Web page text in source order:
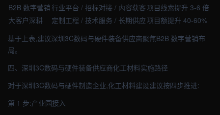
B2B 数字营销 行业平台 / 招标对接 / 内容获客项目线索提升 3-6 倍
大客户深耕
定制工程 / 技术服务 / 长期供应项目额提升 40-60%
基于上表,建议深圳3C数码与硬件装备供应商聚焦B2B 数字营销布
局。
四、深圳3C数码与硬件装备供应商化工材料实施路径
对于深圳3C数码与硬件制造企业,化工材料建设建议按四步推进:
第 1 步:产业园接入